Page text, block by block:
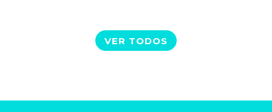
VER TODOS